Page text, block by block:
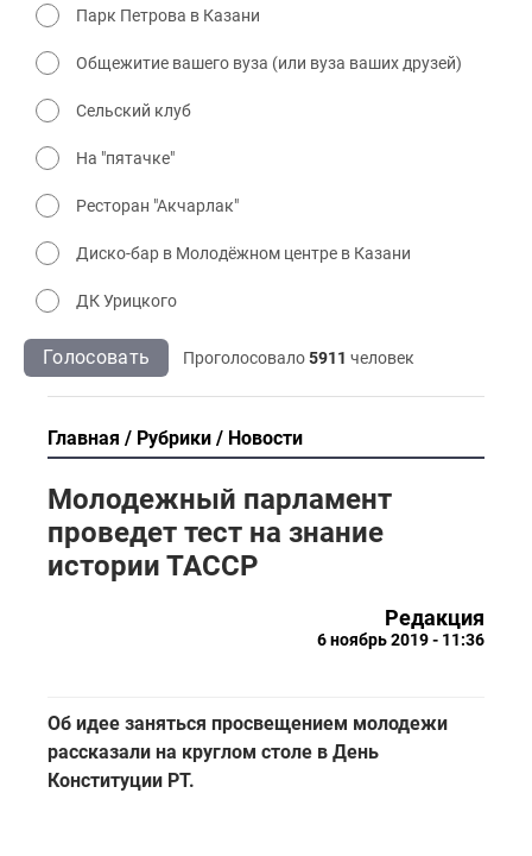
Парк Петрова в Казани
Общежитие вашего вуза (или вуза ваших друзей)
Сельский клуб
На "пятачке"
Ресторан "Акчарлак"
Диско-бар в Молодёжном центре в Казани
ДК Урицкого
Голосовать Проголосовало5911 человек
Главная Рубрики Новости
Молодежный парламент
проведет тест на знание
истории ТАССР
Редакция
6 ноябрь 2019 - 11:36
Об идее заняться просвещением молодежи
рассказали на круглом столе в День
Конституции РТ.